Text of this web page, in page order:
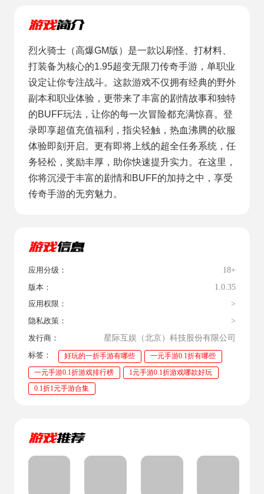
烈火骑士（高爆GM版）是一款以刷怪、打材料、
打装备为核心的1.95超变无限刀传奇手游，单职业
设定让你专注战斗。这款游戏不仅拥有经典的野外
副本和职业体验，更带来了丰富的剧情故事和独特
的BUFF玩法，让你的每一次冒险都充满惊喜。登
录即享超值充值福利，指尖轻触，热血沸腾的砍服
体验即刻开启。更有即将上线的超全任务系统，任
务轻松，奖励丰厚，助你快速提升实力。在这里，
你将沉浸于丰富的剧情和BUFF的加持之中，享受
传奇手游的无穷魅力。
应用分级： 18+
版本： 1.0.35
应用权限： >
隐私政策： >
发行商： 星际互娱（北京）科技股份有限公司
标签： 好玩的一折手游有哪些
一元手游0.1折有哪些
一元手游0.1折游戏排行榜
1元手游0.1折游戏哪款好玩
0.1折1元手游合集